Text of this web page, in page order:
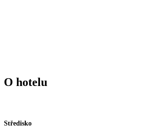
O hotelu
Středisko